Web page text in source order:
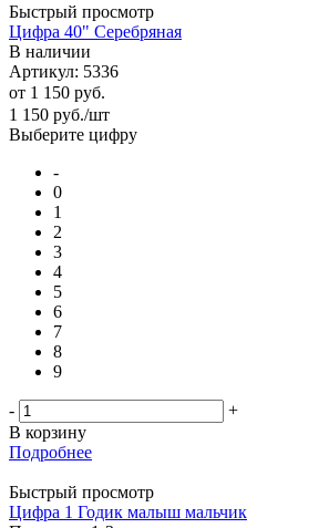
Быстрый просмотр
Цифра 40" Серебряная
В наличии
Артикул: 5336
от 1 150 руб.
1 150 руб./шт
Выберите цифру
-
0
1
2
3
4
5
6
7
8
9
-
+
В корзину
Подробнее
Быстрый просмотр
Цифра 1 Годик малыш мальчик